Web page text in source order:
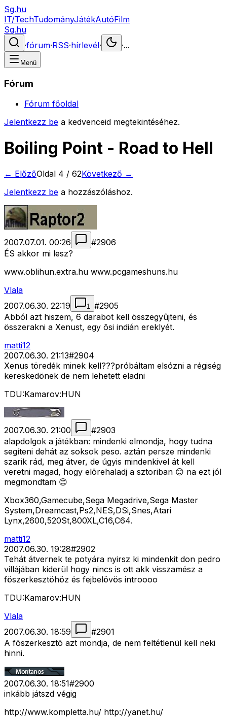
Sg.hu
IT/TechTudományJátékAutóFilm
Sg.hu
·fórum·RSS·hírlevél· ·...
Menü
Fórum
Fórum főoldal
Jelentkezz be a kedvenceid megtekintéséhez.
Boiling Point - Road to Hell
← ElőzőOldal 4 / 62Következő →
Jelentkezz be a hozzászóláshoz.
2007.07.01. 00:26 #2906
ÉS akkor mi lesz?
www.oblihun.extra.hu www.pcgameshuns.hu
Vlala
2007.06.30. 22:19
1 #2905
Abból azt hiszem, 6 darabot kell összegyûjteni, és
összerakni a Xenust, egy õsi indián ereklyét.
matti12
2007.06.30. 21:13#2904
Xenus töredék minek kell???próbáltam elsózni a régiség
kereskedönek de nem lehetett eladni
TDU:Kamarov:HUN
2007.06.30. 21:00 #2903
alapdolgok a játékban: mindenki elmondja, hogy tudna
segíteni dehát az soksok peso. aztán persze mindenki
szarik rád, meg átver, de úgyis mindenkivel át kell
veretni magad, hogy elõrehaladj a sztoriban 😊 na ezt jól
megmondtam 😊
Xbox360,Gamecube,Sega Megadrive,Sega Master
System,Dreamcast,Ps2,NES,DSi,Snes,Atari
Lynx,2600,520St,800XL,C16,C64.
matti12
2007.06.30. 19:28#2902
Tehát átvernek te potyára nyirsz ki mindenkit don pedro
villájában kiderül hogy nincs is ott akk visszamész a
föszerkesztöhöz és fejbelövös introooo
TDU:Kamarov:HUN
Vlala
2007.06.30. 18:59
#2901
A fõszerkesztõ azt mondja, de nem feltétlenül kell neki
hinni.
2007.06.30. 18:51#2900
inkább játszd végig
http://www.kompletta.hu/ http://yanet.hu/